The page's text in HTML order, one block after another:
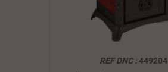
REF DNC :449204